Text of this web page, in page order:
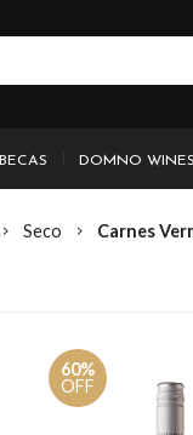
BECAS DOMNO WINES
Seco Carnes
60%
OFF